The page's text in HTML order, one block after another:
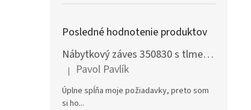
Posledné hodnotenie produktov
Nábytkový záves 350830 s tlmením naložený + podložka H0 na vrut
Hodnotenie produktu je 5 z 5 hviezdičiek.
| Pavol Pavlík
Úplne spĺňa moje požiadavky, preto som
si ho...